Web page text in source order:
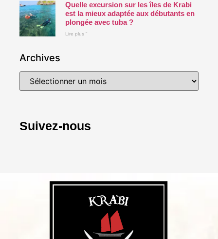
Quelle excursion sur les îles de Krabi
est la mieux adaptée aux débutants en
plongée avec tuba ?
Lire plus "
Archives
Suivez-nous